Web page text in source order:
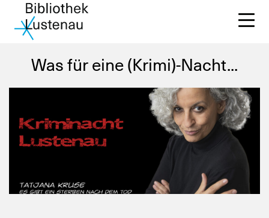
Was für eine (Krimi)-Nacht...